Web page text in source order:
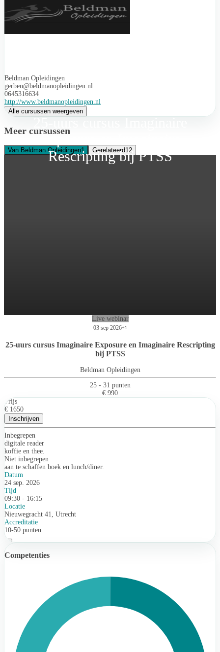
Beldman Opleidingen
gerben@beldmanopleidingen.nl
0645316634
http://www.beldmanopleidingen.nl
Alle cursussen weergeven
Meer cursussen
Van Beldman Opleidingen1 Gerelateerd12
25-uurs cursus Imaginaire
Exposure en Imaginaire
Rescripting bij PTSS
Live webinar
03 sep 2026+1
25-uurs cursus Imaginaire Exposure en Imaginaire Rescripting
bij PTSS
Beldman Opleidingen
25 - 31 punten
€ 990
Prijs
€ 1650
Inschrijven
Inbegrepen
digitale reader
koffie en thee.
Niet inbegrepen
aan te schaffen boek en lunch/diner.
Datum
24 sep. 2026
Tijd
09:30 - 16:15
Locatie
Nieuwegracht 41, Utrecht
Accreditatie
10-50 punten
Competenties